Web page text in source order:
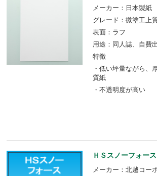
メーカー：日本製紙
グレード：微塗工上
表面：ラフ
用途：同人誌、自費
特徴
・低い坪量ながら、
質紙
・不透明度が高い
ＨＳスノーフォー
メーカー：北越コー